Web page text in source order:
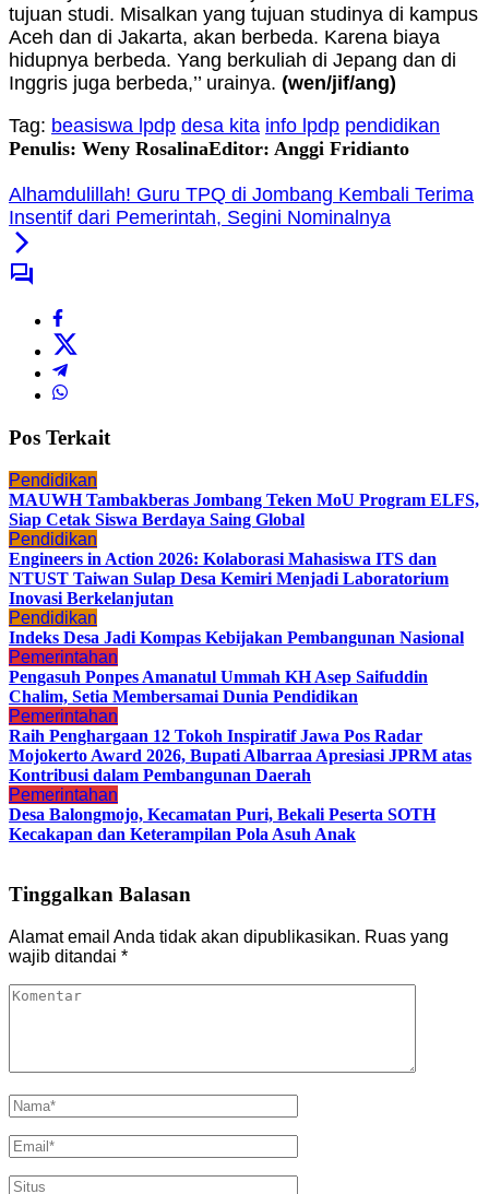
tujuan studi. Misalkan yang tujuan studinya di kampus
Aceh dan di Jakarta, akan berbeda. Karena biaya
hidupnya berbeda. Yang berkuliah di Jepang dan di
Inggris juga berbeda,’’ urainya. (wen/jif/ang)
Tag: beasiswa lpdp desa kita info lpdp pendidikan
Penulis: Weny RosalinaEditor: Anggi Fridianto
Alhamdulillah! Guru TPQ di Jombang Kembali Terima
Insentif dari Pemerintah, Segini Nominalnya
Pos Terkait
Pendidikan
MAUWH Tambakberas Jombang Teken MoU Program ELFS,
Siap Cetak Siswa Berdaya Saing Global
Pendidikan
Engineers in Action 2026: Kolaborasi Mahasiswa ITS dan
NTUST Taiwan Sulap Desa Kemiri Menjadi Laboratorium
Inovasi Berkelanjutan
Pendidikan
Indeks Desa Jadi Kompas Kebijakan Pembangunan Nasional
Pemerintahan
Pengasuh Ponpes Amanatul Ummah KH Asep Saifuddin
Chalim, Setia Membersamai Dunia Pendidikan
Pemerintahan
Raih Penghargaan 12 Tokoh Inspiratif Jawa Pos Radar
Mojokerto Award 2026, Bupati Albarraa Apresiasi JPRM atas
Kontribusi dalam Pembangunan Daerah
Pemerintahan
Desa Balongmojo, Kecamatan Puri, Bekali Peserta SOTH
Kecakapan dan Keterampilan Pola Asuh Anak
Tinggalkan Balasan
Alamat email Anda tidak akan dipublikasikan. Ruas yang
wajib ditandai *